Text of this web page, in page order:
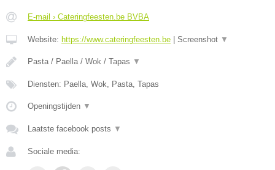
E-mail › Cateringfeesten.be BVBA
Website: https://www.cateringfeesten.be Screenshot ▼
Pasta / Paella / Wok / Tapas ▼
Diensten: Paella, Wok, Pasta, Tapas
Openingstijden ▼
Laatste facebook posts ▼
Sociale media: